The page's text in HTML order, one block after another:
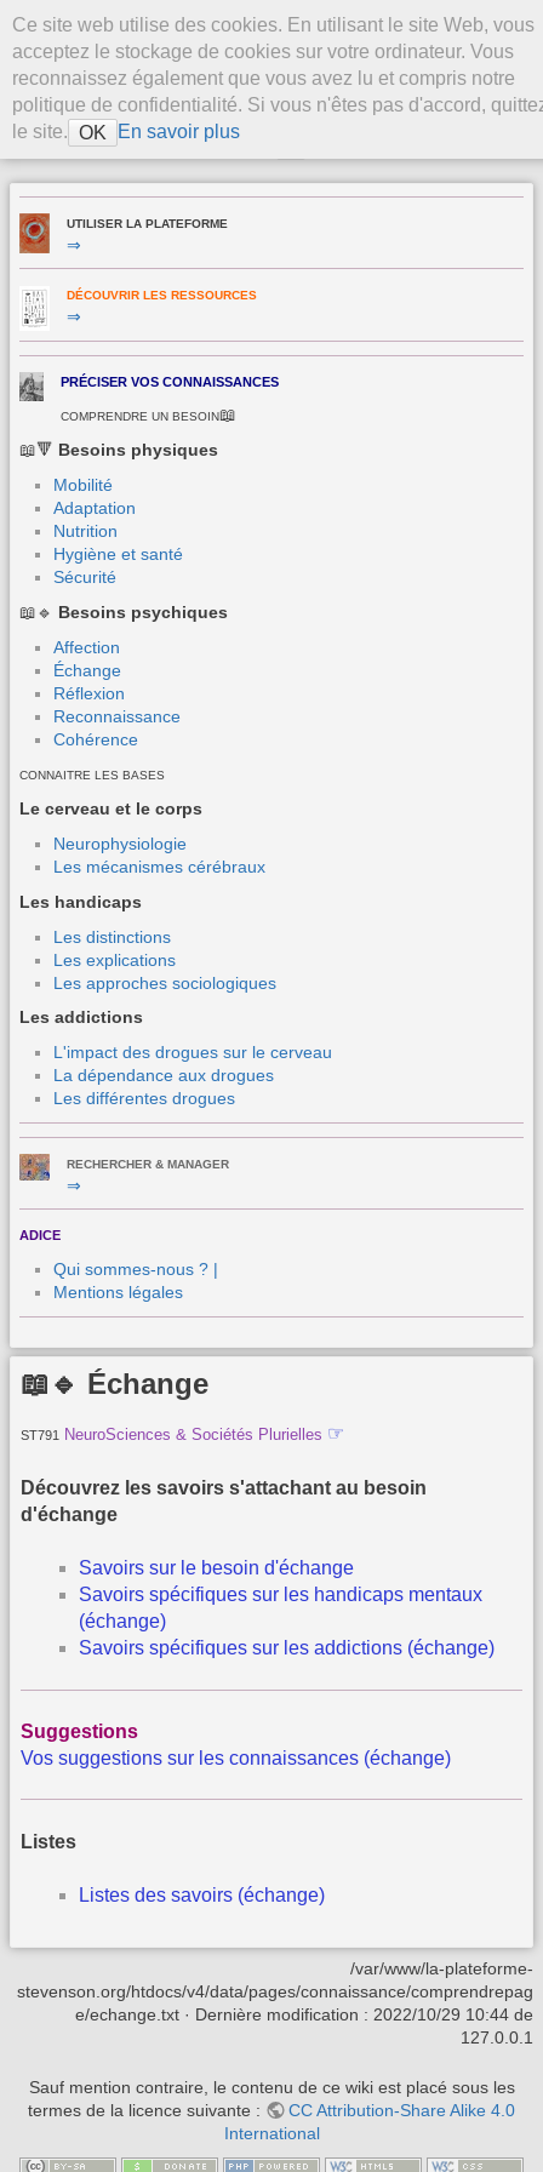
Aller au contenu
La Plateforme
Stevenson
UTILISER LA PLATEFORME
⇒
DÉCOUVRIR LES RESSOURCES
⇒
PRÉCISER VOS CONNAISSANCES
COMPRENDRE UN BESOIN📖
📖🔻 Besoins physiques
Mobilité
Adaptation
Nutrition
Hygiène et santé
Sécurité
📖🔹 Besoins psychiques
Affection
Échange
Réflexion
Reconnaissance
Cohérence
CONNAITRE LES BASES
Le cerveau et le corps
Neurophysiologie
Les mécanismes cérébraux
Les handicaps
Les distinctions
Les explications
Les approches sociologiques
Les addictions
L'impact des drogues sur le cerveau
La dépendance aux drogues
Les différentes drogues
RECHERCHER & MANAGER
⇒
ADICE
Qui sommes-nous ? |
Mentions légales
📖🔹 Échange
ST791 NeuroSciences & Sociétés Plurielles ☞
Découvrez les savoirs s'attachant au besoin
d'échange
Savoirs sur le besoin d'échange
Savoirs spécifiques sur les handicaps mentaux
(échange)
Savoirs spécifiques sur les addictions (échange)
Suggestions
Vos suggestions sur les connaissances (échange)
Listes
Listes des savoirs (échange)
Ce site web utilise des cookies. En utilisant le site Web, vous
acceptez le stockage de cookies sur votre ordinateur. Vous
reconnaissez également que vous avez lu et compris notre
politique de confidentialité. Si vous n'êtes pas d'accord,
le site. OK En savoir plus
/var/www/la-plateforme-
stevenson.org/htdocs/v4/data/pages/connaissance/comprendrepag
e/echange.txt · Dernière modification : 2022/10/29 10:44 de
127.0.0.1
Sauf mention contraire, le contenu de ce wiki est placé sous les
termes de la licence suivante :
CC Attribution-Share Alike 4.0
International